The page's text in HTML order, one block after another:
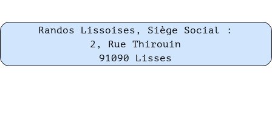
Randos Lissoises, Siège Social :
2, Rue Thirouin
91090 Lisses